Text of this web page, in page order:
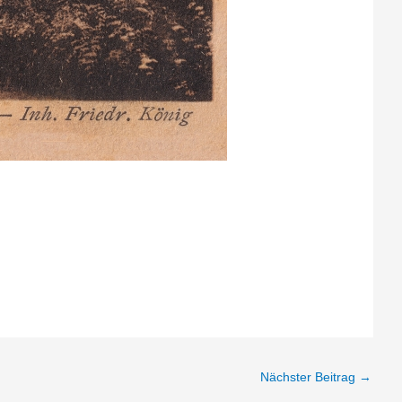
Nächster Beitrag →